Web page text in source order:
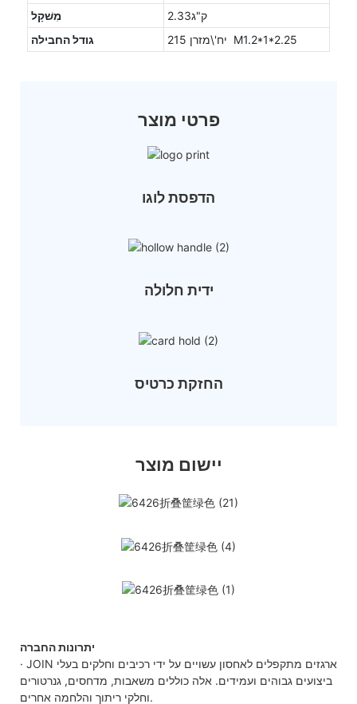
מִשׁקָל
ק"ג2.33
גודל החבילה
215 יח'\מזרן M1.2*1*2.25
פרטי מוצר
הדפסת לוגו
ידית חלולה
החזקת כרטיס
יישום מוצר
יתרונות החברה
· JOIN ארגזים מתקפלים לאחסון עשויים על ידי רכיבים וחלקים בעלי
ביצועים גבוהים ועמידים. אלה כוללים משאבות, מדחסים, גנרטורים
וחלקי ריתוך והלחמה אחרים.